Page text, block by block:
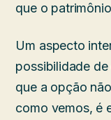
que o
Um aspecto
possibilidade
que a opção
como vemos, é